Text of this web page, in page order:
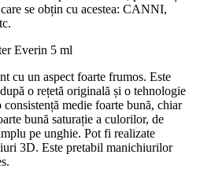
se obțin cu acestea: CANNI,
Everin 5 ml
cu un aspect foarte frumos. Este
o rețetă originală și o tehnologie
medie foarte bună, chiar
bună saturație a culorilor, de
pe unghie. Pot fi realizate
3D. Este pretabil manichiurilor